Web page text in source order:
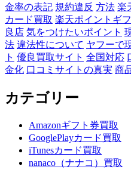
金率の表記 規約違反 方法 楽
カード買取 楽天ポイントギ
良店 気をつけたいポイント
法 違法性について ヤフーで
ト 優良買取サイト 全国対応
金化 口コミサイトの真実 商
カテゴリー
Amazonギフト券買取
GooglePlayカード買取
iTunesカード買取
nanaco（ナナコ）買取